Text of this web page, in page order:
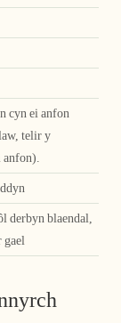
cyn ei anfon
telir y
derbyn blaendal,
gael